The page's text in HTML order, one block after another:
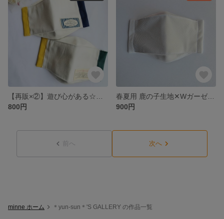
800円
900円
前へ 次へ
minne ホーム ＊yun-sun＊'S GALLERY の作品一覧